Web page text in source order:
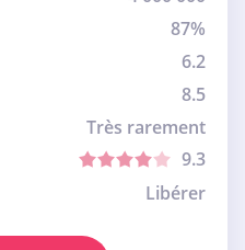
87%
6.2
8.5
Très rarement
9.3
Libérer